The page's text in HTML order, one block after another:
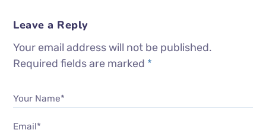
Leave a Reply
Your email address will not be published.
Required fields are marked *
Your Name*
Email*